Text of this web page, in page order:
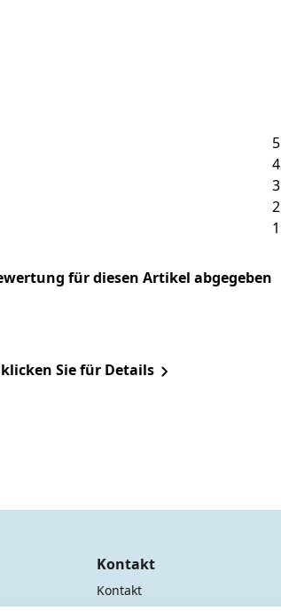
5
4
3
2
1
für diesen Artikel abgegeben
Sie für Details
Kontakt
Kontakt